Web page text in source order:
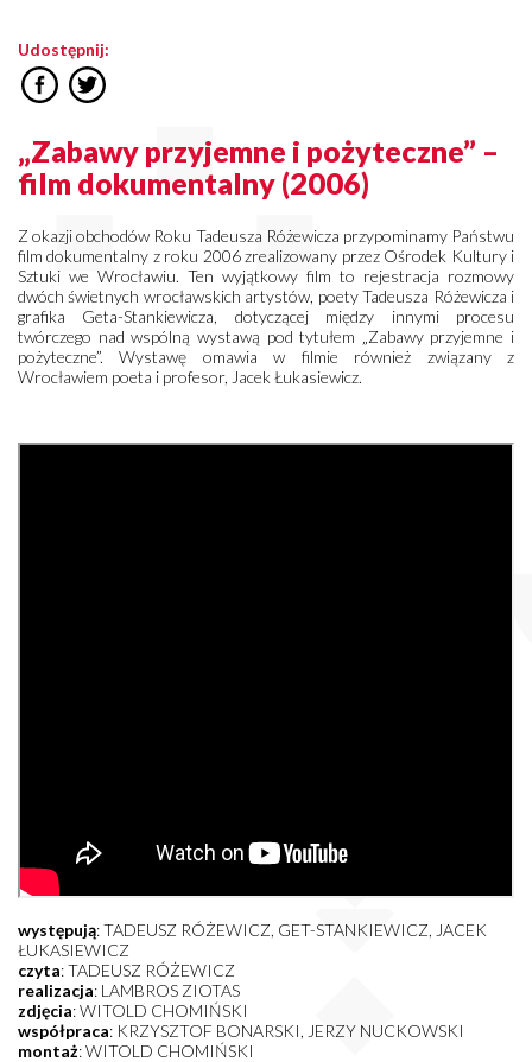
Udostępnij:
„Zabawy przyjemne i pożyteczne” –
film dokumentalny (2006)
Z okazji obchodów Roku Tadeusza Różewicza przypominamy Państwu
film dokumentalny z roku 2006 zrealizowany przez Ośrodek Kultury i
Sztuki we Wrocławiu. Ten wyjątkowy film to rejestracja rozmowy
dwóch świetnych wrocławskich artystów, poety Tadeusza Różewicza i
grafika Geta-Stankiewicza, dotyczącej między innymi procesu
twórczego nad wspólną wystawą pod tytułem „Zabawy przyjemne i
pożyteczne”. Wystawę omawia w filmie również związany z
Wrocławiem poeta i profesor, Jacek Łukasiewicz.
występują: TADEUSZ RÓŻEWICZ, GET-STANKIEWICZ, JACEK
ŁUKASIEWICZ
czyta: TADEUSZ RÓŻEWICZ
realizacja: LAMBROS ZIOTAS
zdjęcia: WITOLD CHOMIŃSKI
współpraca: KRZYSZTOF BONARSKI, JERZY NUCKOWSKI
montaż: WITOLD CHOMIŃSKI